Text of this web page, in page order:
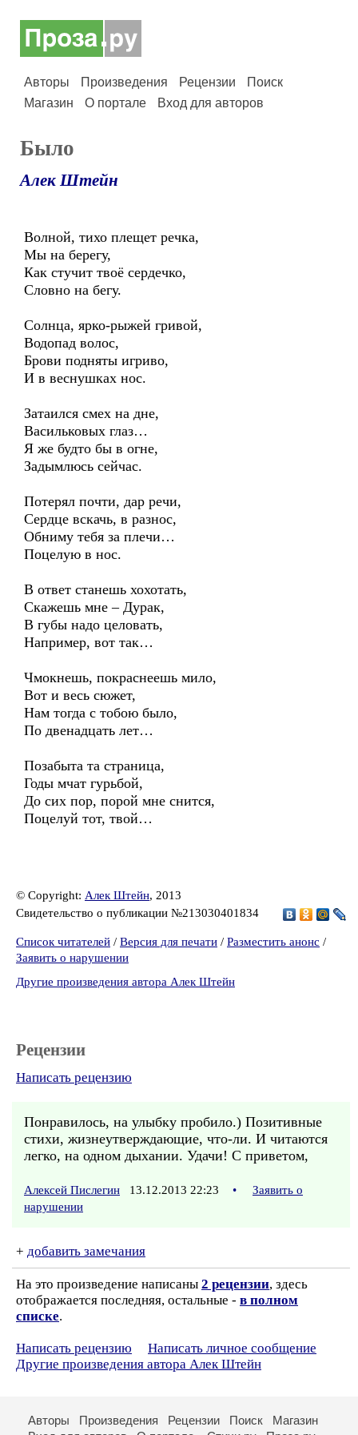
Авторы Произведения Рецензии
Поиск
Магазин
О портале Вход для авторов
Было
Алек Штейн
Волной, тихо плещет речка,
Мы на берегу,
Как стучит твоё сердечко,
Словно на бегу.
Солнца, ярко-рыжей гривой,
Водопад волос,
Брови подняты игриво,
И в веснушках нос.
Затаился смех на дне,
Васильковых глаз…
Я же будто бы в огне,
Задымлюсь сейчас.
Потерял почти, дар речи,
Сердце вскачь, в разнос,
Обниму тебя за плечи…
Поцелую в нос.
В ответ станешь хохотать,
Скажешь мне – Дурак,
В губы надо целовать,
Например, вот так…
Чмокнешь, покраснеешь мило,
Вот и весь сюжет,
Нам тогда с тобою было,
По двенадцать лет…
Позабыта та страница,
Годы мчат гурьбой,
До сих пор, порой мне снится,
Поцелуй тот, твой…
© Copyright: Алек Штейн, 2013
Свидетельство о публикации №213030401834
Список читателей / Версия для печати / Разместить анонс /
Заявить о нарушении
Другие произведения автора Алек Штейн
Рецензии
Написать рецензию
Понравилось, на улыбку пробило.) Позитивные
стихи, жизнеутверждающие, что-ли. И читаются
легко, на одном дыхании. Удачи! С приветом,
Алексей Пислегин 13.12.2013 22:23 •
Заявить о
нарушении
+ добавить замечания
На это произведение написаны 2 рецензии, здесь
отображается последняя, остальные - в полном
списке.
Написать рецензию
Написать личное сообщение
Другие произведения автора Алек Штейн
Авторы Произведения Рецензии Поиск
Магазин